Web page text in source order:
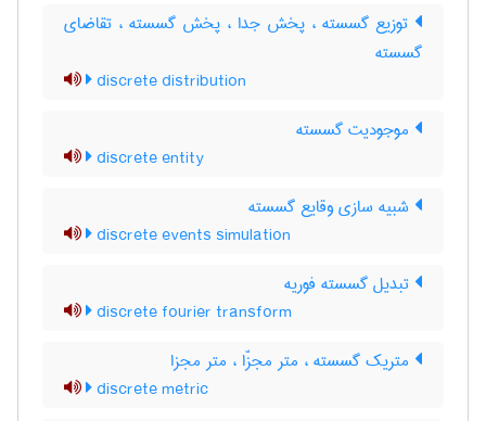
توزیع گسسته ، پخش جدا ، پخش گسسته ، تقاضای
گسسته
discrete distribution
موجودیت گسسته
discrete entity
شبیه سازی وقایع گسسته
discrete events simulation
تبدیل گسسته فوریه
discrete fourier transform
متریک گسسته ، متر مجزّا ، متر مجزا
discrete metric